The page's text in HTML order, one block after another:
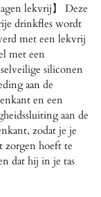
lagen lekvrij】 Deze
drinkfles wordt
met een lekvrij
met een
siliconen
aan de
en een
aan de
zodat je je
zorgen hoeft te
dat hij in je tas